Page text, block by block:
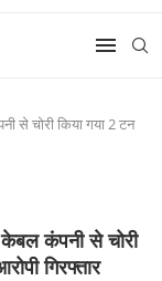
से चोरी किया गया 2 टन
कंपनी से चोरी
गिरफ्तार